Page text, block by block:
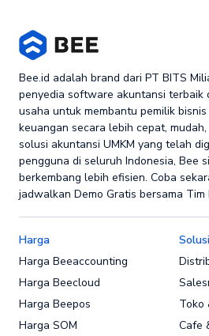
Bee.id adalah brand dari PT BITS
penyedia software akuntansi terbaik
usaha untuk membantu pemilik
keuangan secara lebih cepat,
solusi akuntansi UMKM yang telah
pengguna di seluruh Indonesia, Bee
berkembang lebih efisien. Coba
jadwalkan Demo Gratis bersama Tim
Harga
Harga Beeaccounting
Harga Beecloud
Harga Beepos
Harga SOM
Toko
Cafe